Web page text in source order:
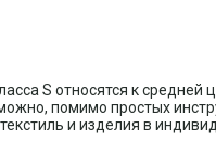
S относятся к средней
помимо простых
и изделия в